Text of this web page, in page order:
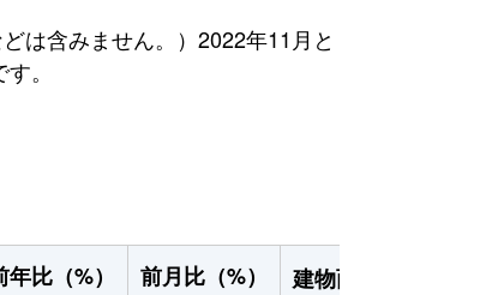
は含みません。）2022年11月と
。
年比（%） 前月比（%） 建物面積（m